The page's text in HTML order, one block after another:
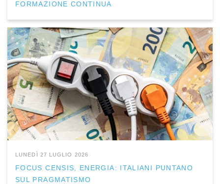
FORMAZIONE CONTINUA
LUNEDÌ 27 LUGLIO 2026
FOCUS CENSIS, ENERGIA: ITALIANI PUNTANO
SUL PRAGMATISMO